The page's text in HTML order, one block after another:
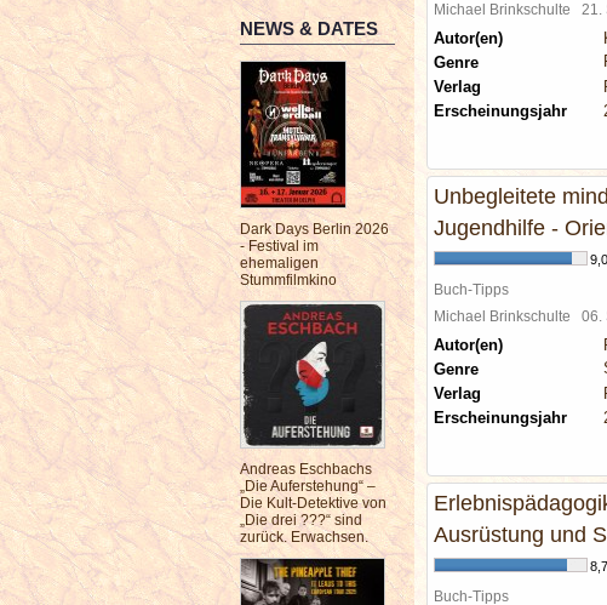
NEWS & DATES
Dark Days Berlin 2026
- Festival im
ehemaligen
Stummfilmkino
Andreas Eschbachs
„Die Auferstehung“ –
Die Kult-Detektive von
„Die drei ???“ sind
zurück. Erwachsen.
Michael Brinkschulte 21.
Autor(en)
Genre
Verlag
Erscheinungsjahr
Unbegleitete
Jugendhilfe -
9,0
Buch-Tipps
Michael Brinkschulte 06.
Autor(en)
Genre
Verlag
Erscheinungsjahr
Ausrüstung und
8,7
Buch-Tipps